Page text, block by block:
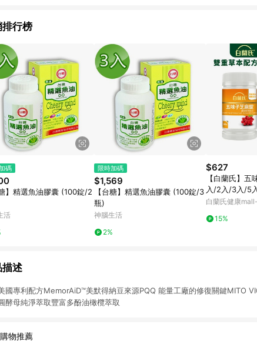
排行榜
碼
糖】精選魚油膠囊 (100錠/2
活
限時加碼
$1,569
【台糖】精選魚油膠囊 (100錠/3
瓶)
神腦生活
2%
$627
【白蘭氏】五
入/2入/3入/5
植物性配方 夜
白蘭氏健康
15%
描述
國專利配方MemorAiD™美默得納豆來源PQQ 能量工廠的修復關鍵MITO
酵母純淨萃取豐富多酚油橄欖萃取
物推薦